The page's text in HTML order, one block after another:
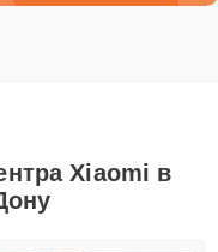
Xiaomi в